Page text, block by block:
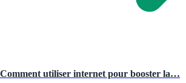
Comment utiliser internet pour booster la…